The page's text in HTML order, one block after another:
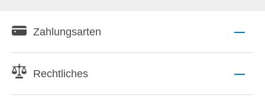
Zahlungsarten
Rechtliches